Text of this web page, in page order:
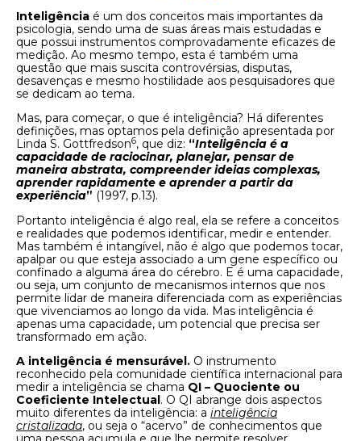
Inteligência é um dos conceitos mais importantes da
psicologia, sendo uma de suas áreas mais estudadas e
que possui instrumentos comprovadamente eficazes de
medição. Ao mesmo tempo, esta é também uma
questão que mais suscita controvérsias, disputas,
desavenças e mesmo hostilidade aos pesquisadores que
se dedicam ao tema.
Mas, para começar, o que é inteligência? Há diferentes
definições, mas optamos pela definição apresentada por
Linda S. Gottfredson6, que diz: “Inteligência é a
capacidade de raciocinar, planejar, pensar de
maneira abstrata, compreender ideias complexas,
aprender rapidamente e aprender a partir da
experiência” (1997, p.13).
Portanto inteligência é algo real, ela se refere a conceitos
e realidades que podemos identificar, medir e entender.
Mas também é intangível, não é algo que podemos tocar,
apalpar ou que esteja associado a um gene específico ou
confinado a alguma área do cérebro. E é uma capacidade,
ou seja, um conjunto de mecanismos internos que nos
permite lidar de maneira diferenciada com as experiências
que vivenciamos ao longo da vida. Mas inteligência é
apenas uma capacidade, um potencial que precisa ser
transformado em ação.
A inteligência é mensurável. O instrumento
reconhecido pela comunidade científica internacional para
medir a inteligência se chama QI – Quociente ou
Coeficiente Intelectual. O QI abrange dois aspectos
muito diferentes da inteligência: a inteligência
cristalizada, ou seja o “acervo” de conhecimentos que